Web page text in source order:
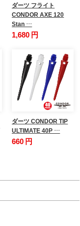
ダーツ フライト
CONDOR AXE 120
Stan …
1,680 円
ダーツ CONDOR TIP
ULTIMATE 40P …
660 円